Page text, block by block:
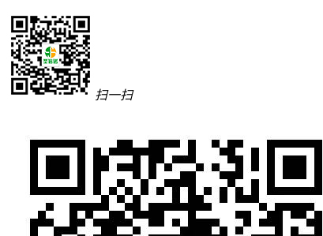
扫一扫